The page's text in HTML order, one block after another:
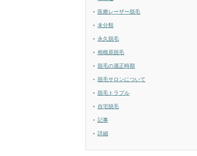
医療レーザー脱毛
未分類
永久脱毛
相模原脱毛
脱毛の適正時期
脱毛サロンについて
脱毛トラブル
自宅脱毛
記事
詳細